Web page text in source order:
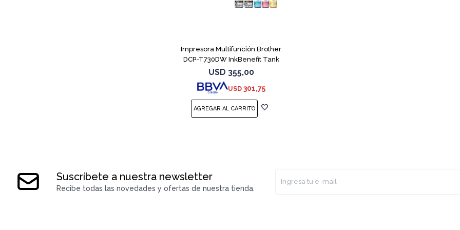
Impresora Multifunción Brother
DCP-T730DW InkBenefit Tank
USD 355,00
USD 301,75
Suscríbete a nuestra newsletter
Recibe todas las novedades y ofertas de nuestra tienda.